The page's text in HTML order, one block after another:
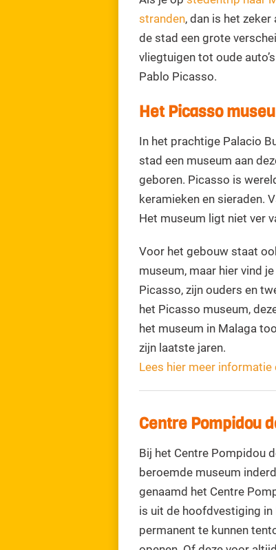
stranden, dan is het
de stad een grote
vliegtuigen tot oude
Pablo Picasso.
Het Picasso
In het prachtige Palacio
stad een museum aan
geboren. Picasso is
keramieken en sieraden.
Het museum ligt niet ver
Voor het gebouw staat
museum, maar hier vind
Picasso, zijn ouders en
het Picasso museum,
het museum in Malaga
zijn laatste jaren.
Lees hier meer
Centre Pompidou
Bij het Centre Pompidou
beroemde museum
genaamd het Centre
is uit de hoofdvestiging
permanent te kunnen